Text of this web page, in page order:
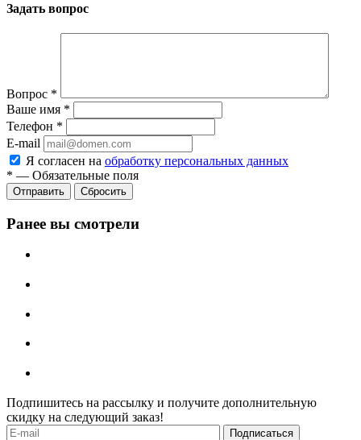
Задать вопрос
Вопрос *
Ваше имя *
Телефон *
E-mail
Я согласен на обработку персональных данных
* — Обязательные поля
Отправить Сбросить
Ранее вы смотрели
Подпишитесь на рассылку и получите дополнительную
скидку на следующий заказ!